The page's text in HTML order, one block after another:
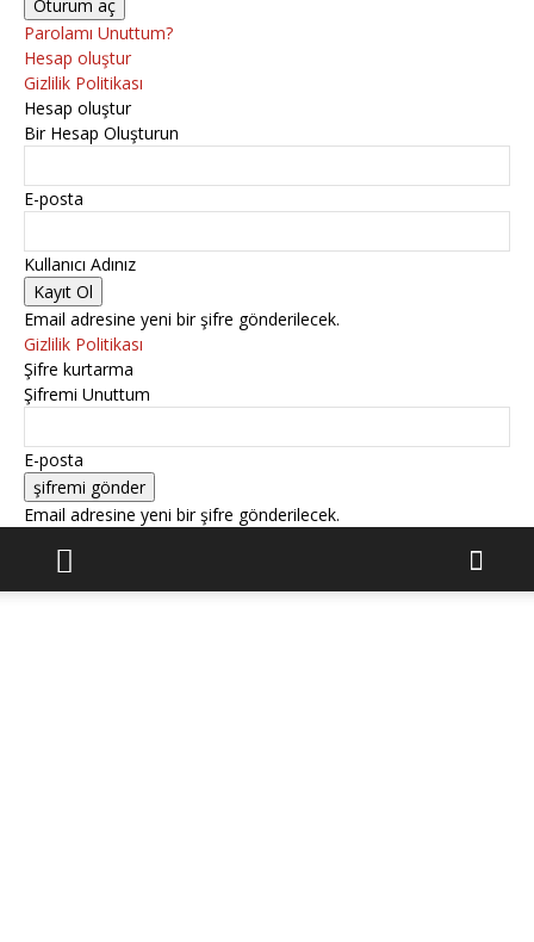
Parolamı Unuttum?
Hesap oluştur
Gizlilik Politikası
Hesap oluştur
Bir Hesap Oluşturun
E-posta
Kullanıcı Adınız
Email adresine yeni bir şifre gönderilecek.
Gizlilik Politikası
Şifre kurtarma
Şifremi Unuttum
E-posta
Email adresine yeni bir şifre gönderilecek.